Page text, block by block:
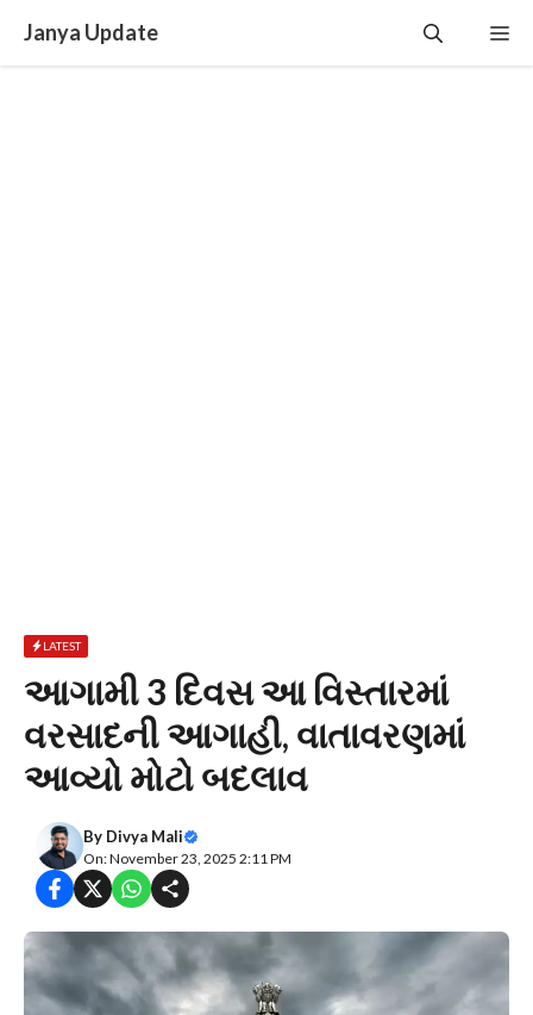
content
Janya Update
LATEST
આગામી 3 દિવસ આ વિસ્તારમાં
વરસાદની આગાહી, વાતાવરણમાં
આવ્યો મોટો બદલાવ
By Divya Mali
On: November 23, 2025 2:11 PM